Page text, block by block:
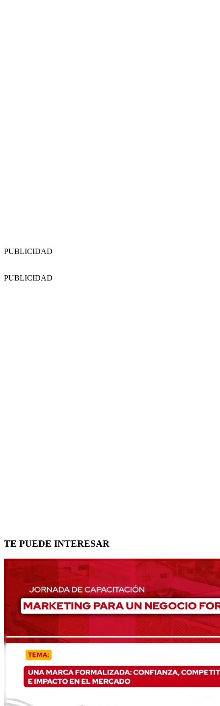
PUBLICIDAD
PUBLICIDAD
TE PUEDE INTERESAR